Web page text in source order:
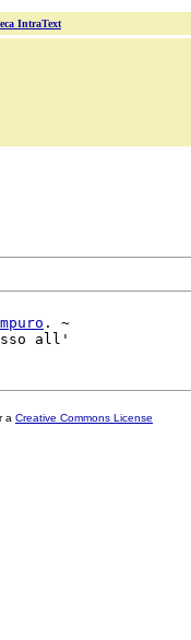
IntraText
. ~
a Creative Commons License